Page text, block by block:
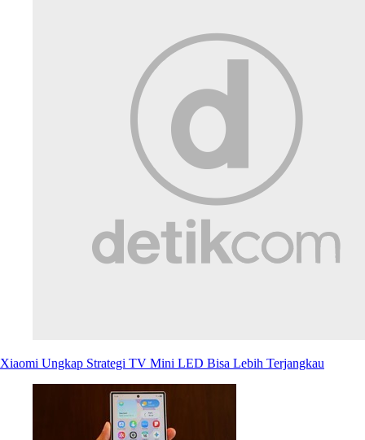
Xiaomi Ungkap Strategi TV Mini LED Bisa Lebih Terjangkau